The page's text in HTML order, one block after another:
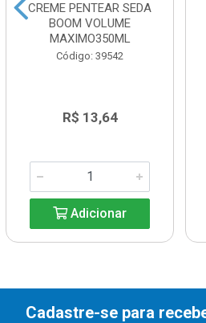
CREME PENTEAR SEDA
BOOM VOLUME
MAXIMO350ML
Código: 39542
R$ 13,64
Adicionar
Cadastre-se para